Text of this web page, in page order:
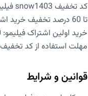
کد تخفیف snow1403 فیلیمو
تا 60 درصد تخفیف خرید اشتراک فیلیمو
خرید اولین اشتراک فیلیمو: 50 درصد تخفیف یک ماهه و 60 درصد تخفیف سه ماهه
مهلت استفاده از کد
قوانین و شرایط